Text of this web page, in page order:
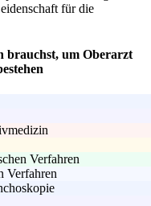
für die
brauchst, um Oberarzt
Verfahren
Verfahren